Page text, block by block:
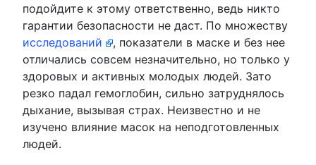
подойдите к этому ответственно, ведь никто
гарантии безопасности не даст. По множеству
исследований
, показатели в маске и без нее
отличались совсем незначительно, но только у
здоровых и активных молодых людей. Зато
резко падал гемоглобин, сильно затруднялось
дыхание, вызывая страх. Неизвестно и не
изучено влияние масок на неподготовленных
людей.